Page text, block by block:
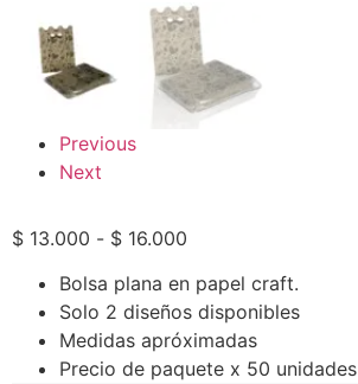
Previous
Next
$ 13.000 - $ 16.000
Bolsa plana en papel craft.
Solo 2 diseños disponibles
Medidas apróximadas
Precio de paquete x 50 unidades